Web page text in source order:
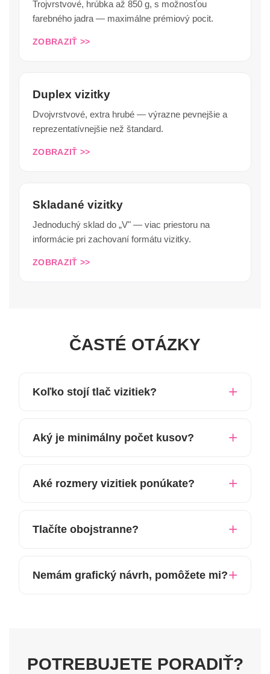
Trojvrstvové, hrúbka až 850 g, s možnosťou
farebného jadra — maximálne prémiový pocit.
ZOBRAZIŤ >>
Duplex vizitky
Dvojvrstvové, extra hrubé — výrazne pevnejšie a
reprezentatívnejšie než štandard.
ZOBRAZIŤ >>
Skladané vizitky
Jednoduchý sklad do „V" — viac priestoru na
informácie pri zachovaní formátu vizitky.
ZOBRAZIŤ >>
ČASTÉ OTÁZKY
Koľko stojí tlač vizitiek?
Aký je minimálny počet kusov?
Aké rozmery vizitiek ponúkate?
Tlačíte obojstranne?
Nemám grafický návrh, pomôžete mi?
POTREBUJETE PORADIŤ?